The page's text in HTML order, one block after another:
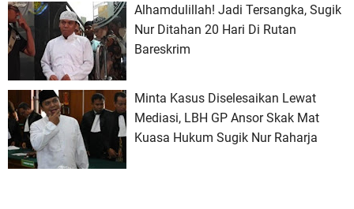
Alhamdulillah! Jadi Tersangka, Sugik
Nur Ditahan 20 Hari Di Rutan
Bareskrim
Minta Kasus Diselesaikan Lewat
Mediasi, LBH GP Ansor Skak Mat
Kuasa Hukum Sugik Nur Raharja